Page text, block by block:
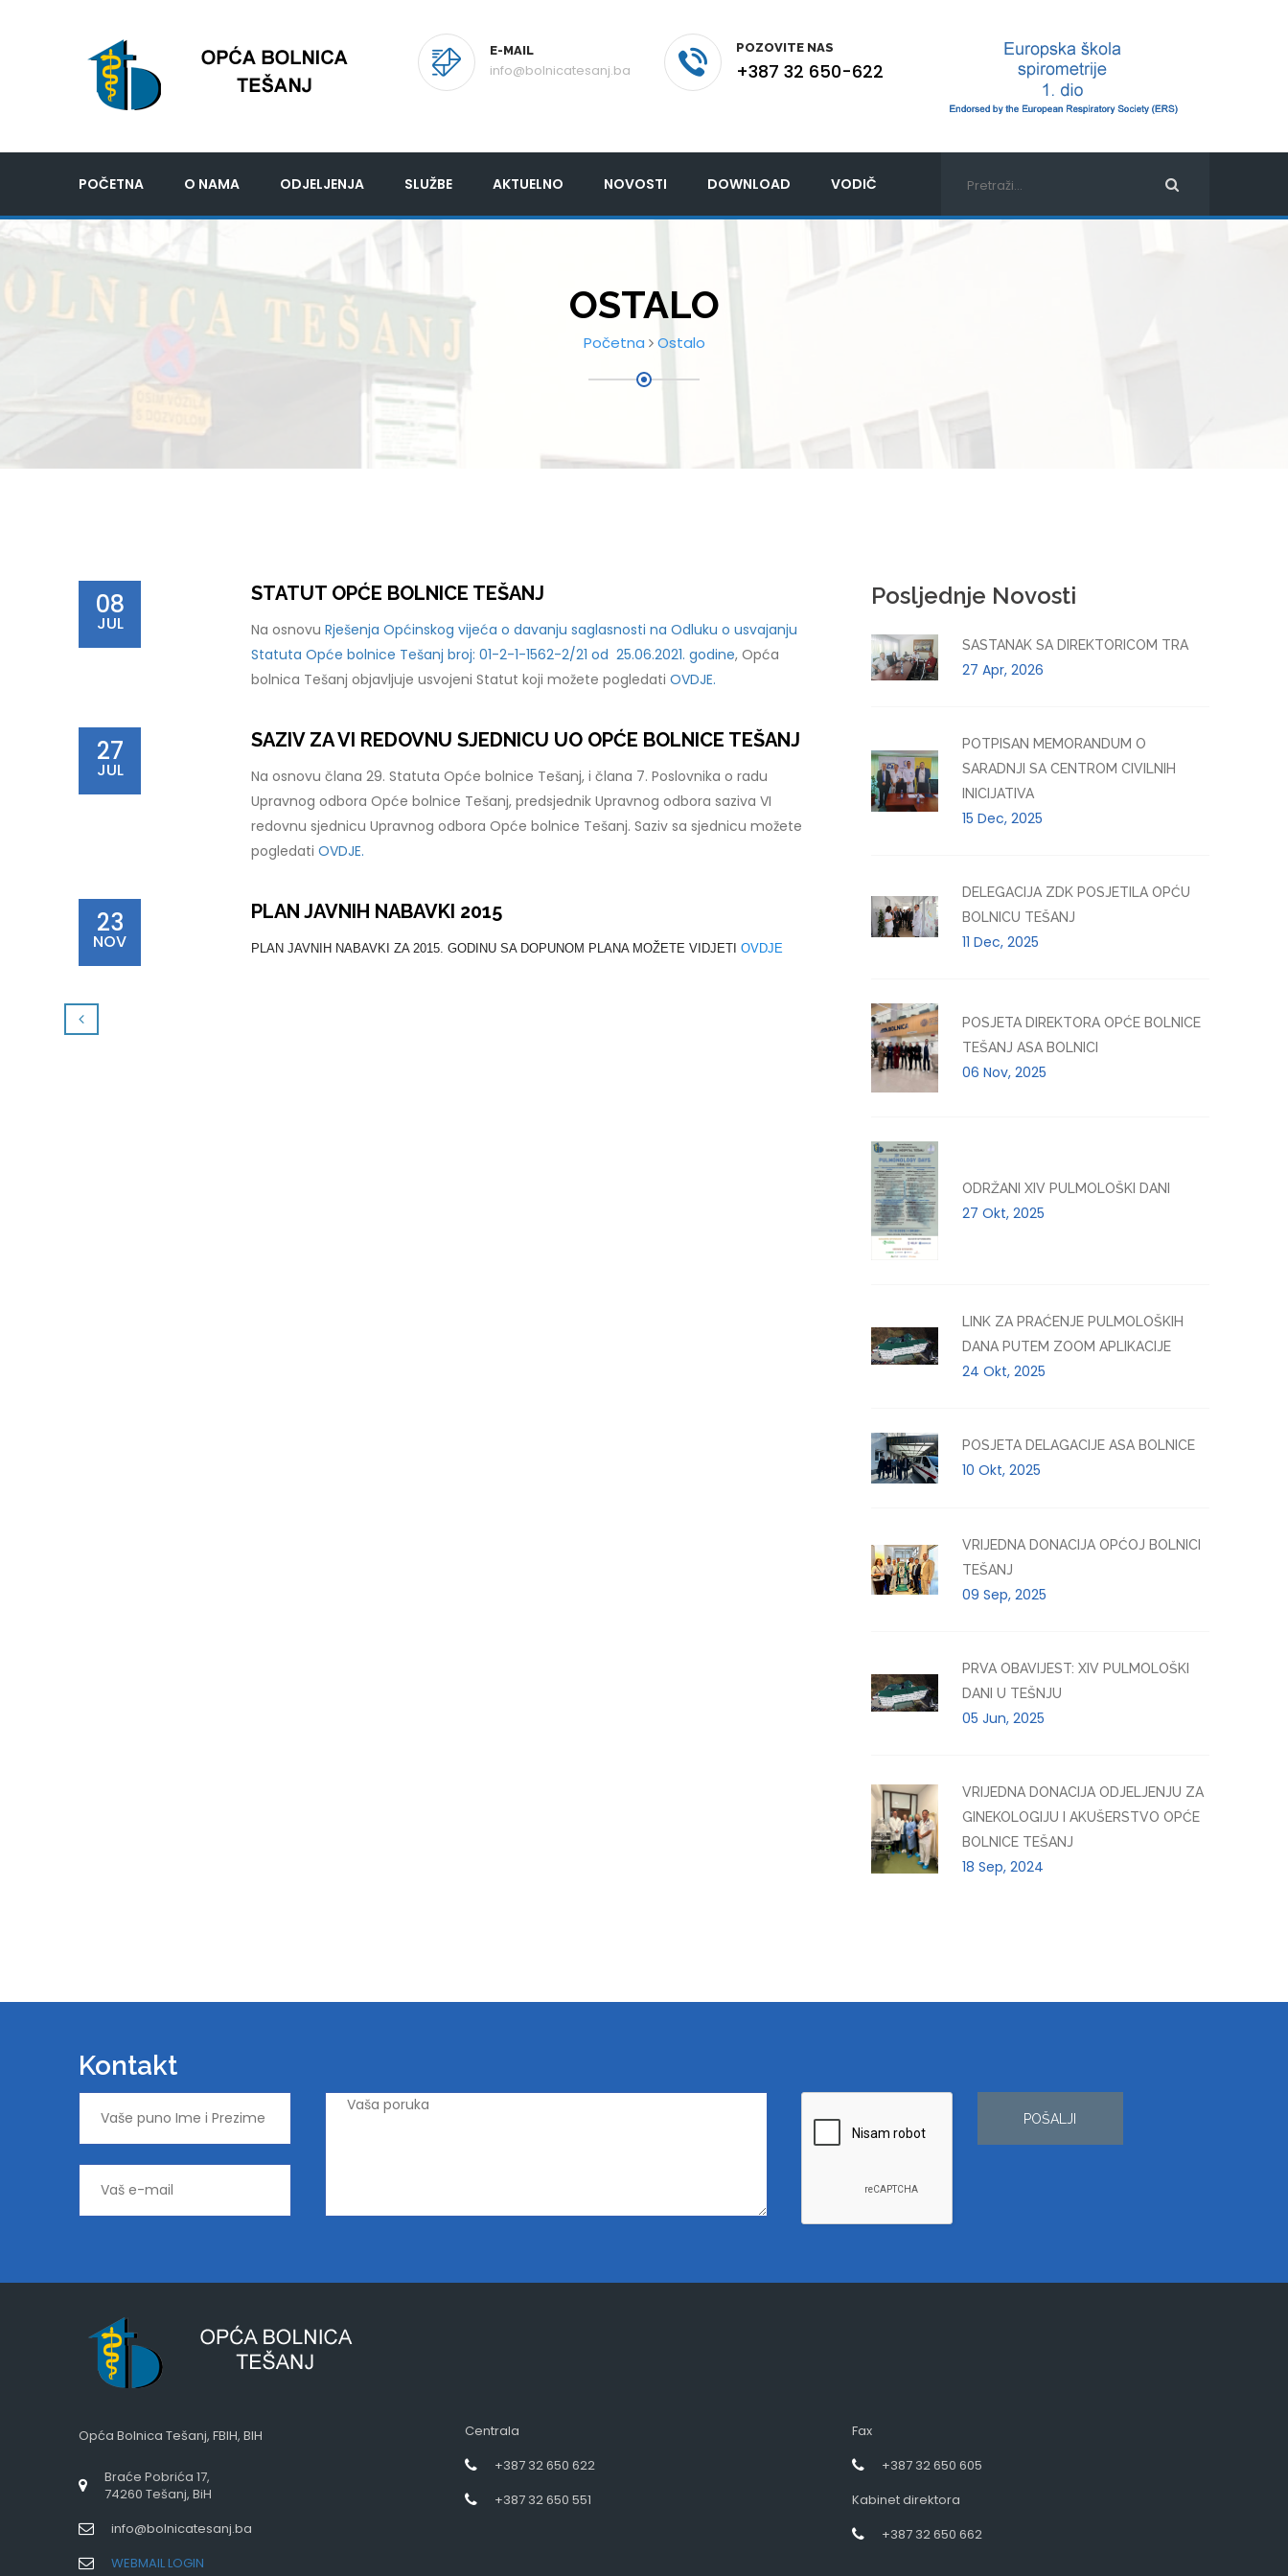
E-MAIL
info@bolnicatesanj.ba
POZOVITE NAS
+387 32 650-622
POČETNA O NAMA ODJELJENJA SLUŽBE AKTUELNO NOVOSTI DOWNLOAD VODIČ
OSTALO
Početna Ostalo
08
JUL
STATUT OPĆE BOLNICE TEŠANJ
Na osnovu Rješenja Općinskog vijeća o davanju saglasnosti na Odluku o usvajanju
Statuta Opće bolnice Tešanj broj: 01-2-1-1562-2/21 od 25.06.2021. godine, Opća
bolnica Tešanj objavljuje usvojeni Statut koji možete pogledati OVDJE.
27
JUL
SAZIV ZA VI REDOVNU SJEDNICU UO OPĆE BOLNICE TEŠANJ
Na osnovu člana 29. Statuta Opće bolnice Tešanj, i člana 7. Poslovnika o radu
Upravnog odbora Opće bolnice Tešanj, predsjednik Upravnog odbora saziva VI
redovnu sjednicu Upravnog odbora Opće bolnice Tešanj. Saziv sa sjednicu možete
pogledati OVDJE.
23
NOV
PLAN JAVNIH NABAVKI 2015
PLAN JAVNIH NABAVKI ZA 2015. GODINU SA DOPUNOM PLANA MOŽETE VIDJETI OVDJE
Posljednje Novosti
SASTANAK SA DIREKTORICOM TRA
27 Apr, 2026
POTPISAN MEMORANDUM O
SARADNJI SA CENTROM CIVILNIH
INICIJATIVA
15 Dec, 2025
DELEGACIJA ZDK POSJETILA OPĆU
BOLNICU TEŠANJ
11 Dec, 2025
POSJETA DIREKTORA OPĆE BOLNICE
TEŠANJ ASA BOLNICI
06 Nov, 2025
ODRŽANI XIV PULMOLOŠKI DANI
27 Okt, 2025
LINK ZA PRAĆENJE PULMOLOŠKIH
DANA PUTEM ZOOM APLIKACIJE
24 Okt, 2025
POSJETA DELAGACIJE ASA BOLNICE
10 Okt, 2025
VRIJEDNA DONACIJA OPĆOJ BOLNICI
TEŠANJ
09 Sep, 2025
PRVA OBAVIJEST: XIV PULMOLOŠKI
DANI U TEŠNJU
05 Jun, 2025
VRIJEDNA DONACIJA ODJELJENJU ZA
GINEKOLOGIJU I AKUŠERSTVO OPĆE
BOLNICE TEŠANJ
18 Sep, 2024
Kontakt
POŠALJI
Opća Bolnica Tešanj, FBIH, BIH
Braće Pobrića 17,
74260 Tešanj, BiH
info@bolnicatesanj.ba
WEBMAIL LOGIN
Centrala
+387 32 650 622
+387 32 650 551
Fax
+387 32 650 605
Kabinet direktora
+387 32 650 662